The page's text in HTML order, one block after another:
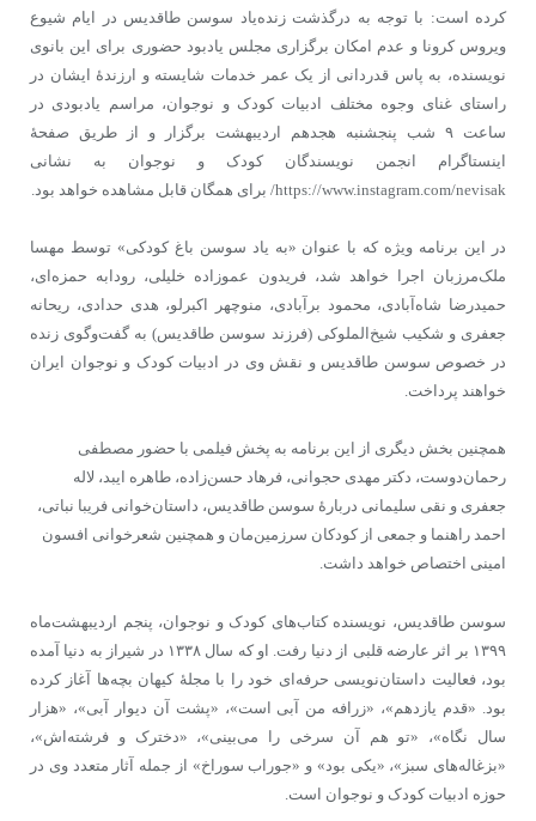
کرده است: با توجه به درگذشت زنده‌یاد سوسن طاقدیس در ایام شیوع
ویروس کرونا و عدم امکان برگزاری مجلس یادبود حضوری برای این بانوی
نویسنده، به پاس قدردانی از یک عمر خدمات شایسته و ارزندۀ ایشان در
راستای غنای وجوه مختلف ادبیات کودک و نوجوان، مراسم یادبودی در
ساعت ٩ شب پنجشنبه هجدهم اردیبهشت برگزار و از طریق صفحۀ
اینستاگرام انجمن نویسندگان کودک و نوجوان به نشانی
https://www.instagram.com/nevisak/ برای همگان قابل مشاهده خواهد بود.
در این برنامه ویژه که با عنوان «به یاد سوسن باغ کودکی» توسط مهسا
ملک‌مرزبان اجرا خواهد شد، فریدون عموزاده خلیلی، رودابه حمزه‌ای،
حمیدرضا شاه‌آبادی، محمود برآبادی، منوچهر اکبرلو، هدی حدادی، ریحانه
جعفری و شکیب شیخ‌الملوکی (فرزند سوسن طاقدیس) به گفت‌وگوی زنده
در خصوص سوسن طاقدیس و نقش وی در ادبیات کودک و نوجوان ایران
خواهند پرداخت.
همچنین بخش دیگری از این برنامه به پخش فیلمی با حضور مصطفی
رحمان‌دوست، دکتر مهدی حجوانی، فرهاد حسن‌زاده، طاهره ایبد، لاله
جعفری و نقی سلیمانی دربارۀ سوسن طاقدیس، داستان‌خوانی فریبا نباتی،
احمد راهنما و جمعی از کودکان سرزمین‌مان و همچنین شعرخوانی افسون
امینی اختصاص خواهد داشت.
سوسن طاقدیس، نویسنده کتاب‌های کودک و نوجوان، پنجم اردیبهشت‌ماه
١٣٩٩ بر اثر عارضه قلبی از دنیا رفت. او که سال ۱۳۳۸ در شیراز به دنیا آمده
بود، فعالیت داستان‌نویسی حرفه‌ای خود را با مجلۀ کیهان بچه‌ها آغاز کرده
بود. «قدم یازدهم»، «زرافه من آبی است»، «پشت آن دیوار آبی»، «هزار
سال نگاه»، «تو هم آن سرخی را می‌بینی»، «دخترک و فرشته‌اش»،
«بزغاله‌های سبز»، «یکی بود» و «جوراب سوراخ» از جمله آثار متعدد وی در
حوزه ادبیات کودک و نوجوان است.